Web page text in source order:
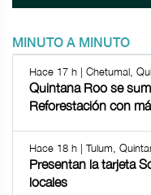
MINUTO A MINUTO
Hace 17 h | Chetumal,
Quintana Roo se
Reforestación con
Hace 18 h | Tulum,
Presentan la tarjeta
locales